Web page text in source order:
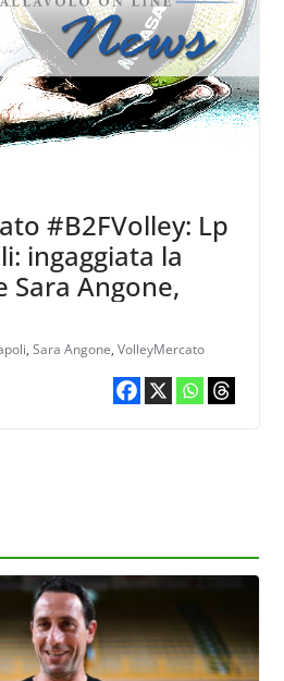
#B2FVolley: Lp
ingaggiata la
Sara Angone,
, Sara Angone, VolleyMercato